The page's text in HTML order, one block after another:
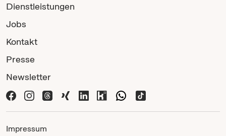
Dienstleistungen
Jobs
Kontakt
Presse
Newsletter
Impressum